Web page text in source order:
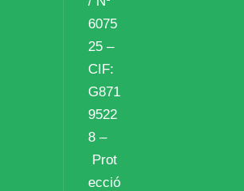
6075
25 –
CIF:
G871
9522
8 –
Prot
ecció